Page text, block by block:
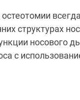
структурах
носового
с